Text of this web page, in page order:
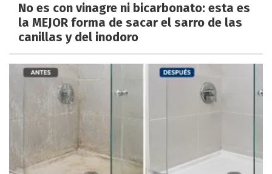
No es con vinagre ni bicarbonato: esta es
la MEJOR forma de sacar el sarro de las
canillas y del inodoro